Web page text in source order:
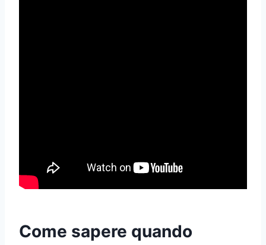
Come sapere quando